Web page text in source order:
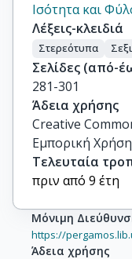
Ισότητα και
Λέξεις-κλειδιά
Στερεότυπα
Σελίδες (από-
281-301
Άδεια χρήσης
Creative
Εμπορική Χρήση
Τελευταία
πριν από 9 έτη
Μόνιμη
https://
Άδεια χρήσης